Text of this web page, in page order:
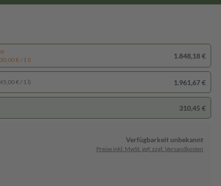
€ / 1 l)
1.848,18 €
€ / 1 l) 1.961,67 €
310,45 €
Verfügbarkeit unbekannt
Preise inkl. MwSt. ggf. zzgl. Versandkosten